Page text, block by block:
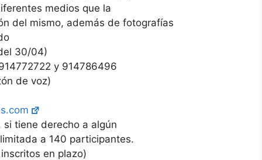
medios que la
del mismo, además de fotografías
30/04)
y 914786496
de voz)
tiene derecho a algún
a 140 participantes.
en plazo)